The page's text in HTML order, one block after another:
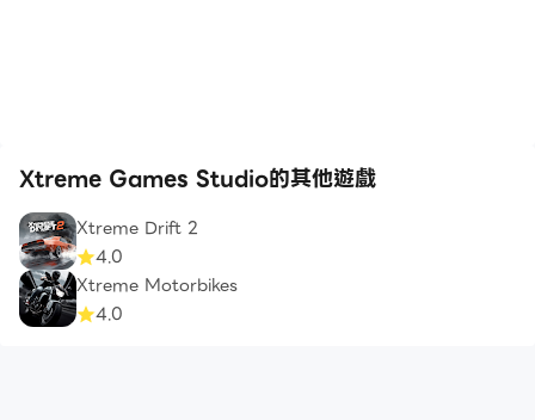
Xtreme Games Studio的其他遊戲
Xtreme Drift 2
4.0
Xtreme Motorbikes
4.0